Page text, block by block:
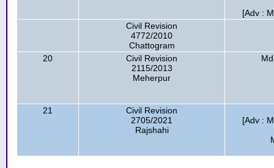
[Adv :
Civil Revision
4772/2010
Chattogram
20
Civil Revision
2115/2013
Meherpur
21
Civil Revision
2705/2021
Rajshahi
[Adv :